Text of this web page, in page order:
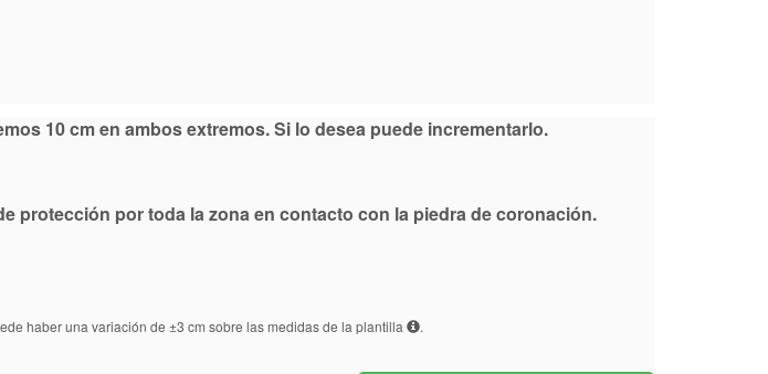
10 cm en ambos extremos. Si lo desea puede incrementarlo.
protección por toda la zona en contacto con la piedra de coronación.
haber una variación de ±3 cm sobre las medidas de la plantilla .